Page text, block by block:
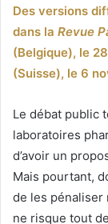
Des versions
dans la Revue
(Belgique), le
(Suisse), le 6
Le débat public
laboratoires
d’avoir un
Mais pourtant,
de les pénaliser
ne risque tout